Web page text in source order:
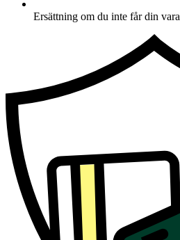
Ersättning om du inte får din vara